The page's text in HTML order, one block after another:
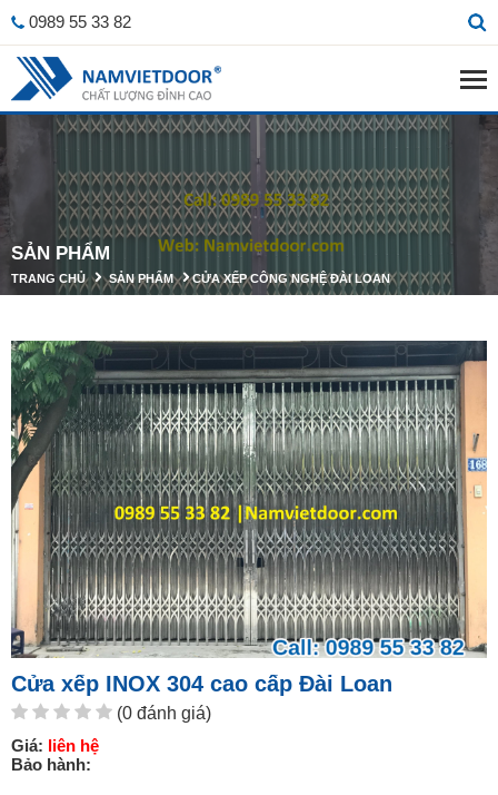
0989 55 33 82
SẢN PHẨM
TRANG CHỦ SẢN PHẨM CỬA XẾP CÔNG NGHỆ ĐÀI LOAN
Cửa xếp INOX 304 cao cấp Đài Loan
(0 đánh giá)
Giá: liên hệ
Bảo hành: